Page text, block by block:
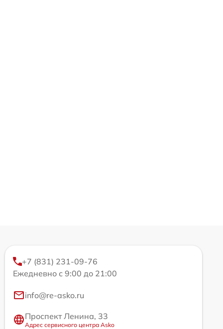
+7 (831) 231-09-76
Ежедневно с 9:00 до 21:00
info@re-asko.ru
Проспект Ленина, 33
Адрес сервисного центра Asko